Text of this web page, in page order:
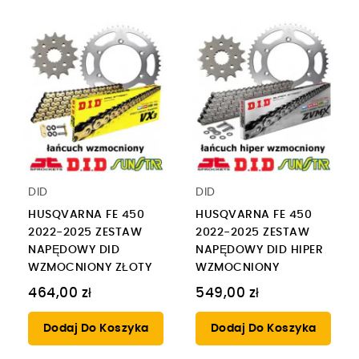
DID
HUSQVARNA FE 450
2022-2025 ZESTAW
NAPĘDOWY DID
WZMOCNIONY ZŁOTY
464,00 zł
Dodaj Do Koszyka
DID
HUSQVARNA FE 450
2022-2025 ZESTAW
NAPĘDOWY DID HIPER
WZMOCNIONY
549,00 zł
Dodaj Do Koszyka